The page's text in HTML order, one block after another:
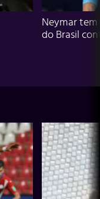
Neymar
do Brasil